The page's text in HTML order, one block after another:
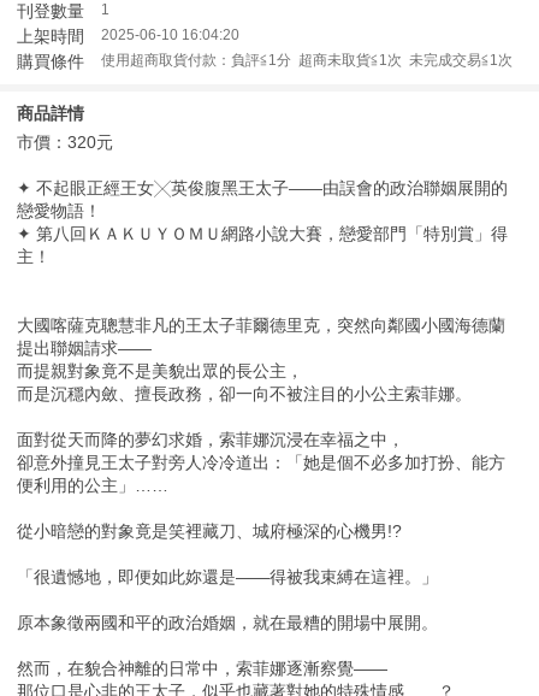
刊登數量 1
上架時間 2025-06-10 16:04:20
購買條件 使用超商取貨付款：負評≦1分 超商未取貨≦1次 未完成交易≦1次
商品詳情
市價：320元
✦ 不起眼正經王女╳英俊腹黑王太子——由誤會的政治聯姻展開的
戀愛物語！
✦ 第八回ＫＡＫＵＹＯＭＵ網路小說大賽，戀愛部門「特別賞」得
主！
大國喀薩克聰慧非凡的王太子菲爾德里克，突然向鄰國小國海德蘭
提出聯姻請求——
而提親對象竟不是美貌出眾的長公主，
而是沉穩內斂、擅長政務，卻一向不被注目的小公主索菲娜。
面對從天而降的夢幻求婚，索菲娜沉浸在幸福之中，
卻意外撞見王太子對旁人冷冷道出：「她是個不必多加打扮、能方
便利用的公主」……
從小暗戀的對象竟是笑裡藏刀、城府極深的心機男!?
「很遺憾地，即便如此妳還是——得被我束縛在這裡。」
原本象徵兩國和平的政治婚姻，就在最糟的開場中展開。
然而，在貌合神離的日常中，索菲娜逐漸察覺——
那位口是心非的王太子，似乎也藏著對她的特殊情感……？